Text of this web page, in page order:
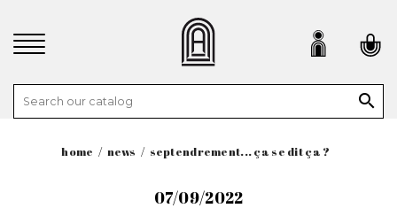

home news septendrement... ça se dit ça ?
07/09/2022